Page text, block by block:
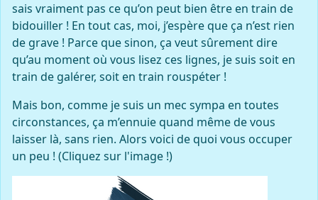
sais vraiment pas ce qu’on peut bien être en train de
bidouiller ! En tout cas, moi, j’espère que ça n’est rien
de grave ! Parce que sinon, ça veut sûrement dire
qu’au moment où vous lisez ces lignes, je suis soit en
train de galérer, soit en train rouspéter !
Mais bon, comme je suis un mec sympa en toutes
circonstances, ça m’ennuie quand même de vous
laisser là, sans rien. Alors voici de quoi vous occuper
un peu ! (Cliquez sur l'image !)